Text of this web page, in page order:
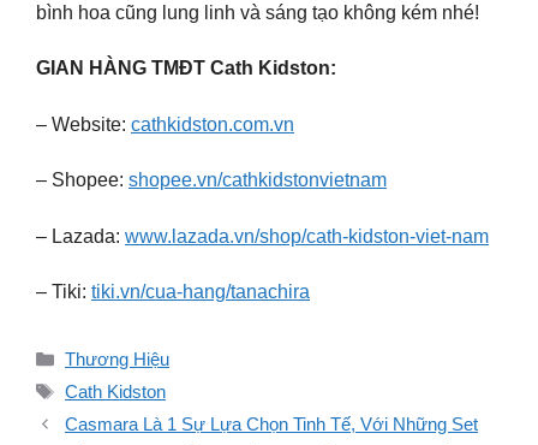
bình hoa cũng lung linh và sáng tạo không kém nhé!
GIAN HÀNG TMĐT Cath Kidston:
– Website: cathkidston.com.vn
– Shopee: shopee.vn/cathkidstonvietnam
– Lazada: www.lazada.vn/shop/cath-kidston-viet-nam
– Tiki: tiki.vn/cua-hang/tanachira
Danh
mục
Thương Hiệu
Thẻ
Cath Kidston
Casmara Là 1 Sự Lựa Chọn Tinh Tế, Với Những Set